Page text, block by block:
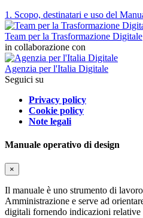
1. Scopo, destinatari e uso del
Team per la Trasformazione Digitale
in collaborazione con
Agenzia per l'Italia Digitale
Seguici su
Privacy policy
Cookie policy
Note legali
Manuale operativo di design
×
Il manuale è uno strumento di
Amministrazione e serve ad
digitali fornendo indicazioni relative